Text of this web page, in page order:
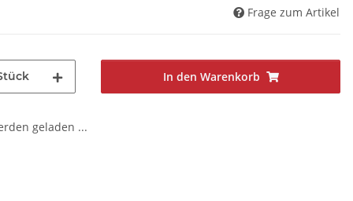
Frage zum Artikel
In den Warenkorb
geladen ...